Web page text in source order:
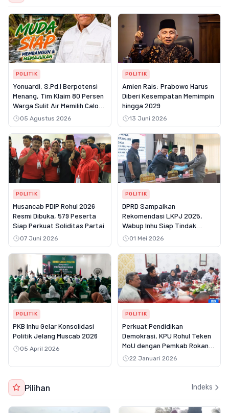
POLITIK
Yonuardi, S.Pd.I Berpotensi
Menang, Tim Klaim 80 Persen
Warga Sulit Air Memilih Calon
Nomor Urut 1
05 Agustus 2026
POLITIK
Amien Rais: Prabowo Harus
Diberi Kesempatan Memimpin
hingga 2029
13 Juni 2026
POLITIK
Musancab PDIP Rohul 2026
Resmi Dibuka, 579 Peserta
Siap Perkuat Soliditas Partai
07 Juni 2026
POLITIK
DPRD Sampaikan
Rekomendasi LKPJ 2025,
Wabup Inhu Siap Tindak
Lanjut
01 Mei 2026
POLITIK
PKB Inhu Gelar Konsolidasi
Politik Jelang Muscab 2026
05 April 2026
POLITIK
Perkuat Pendidikan
Demokrasi, KPU Rohul Teken
MoU dengan Pemkab Rokan
Hulu22 Januari 2026
Pilihan Indeks